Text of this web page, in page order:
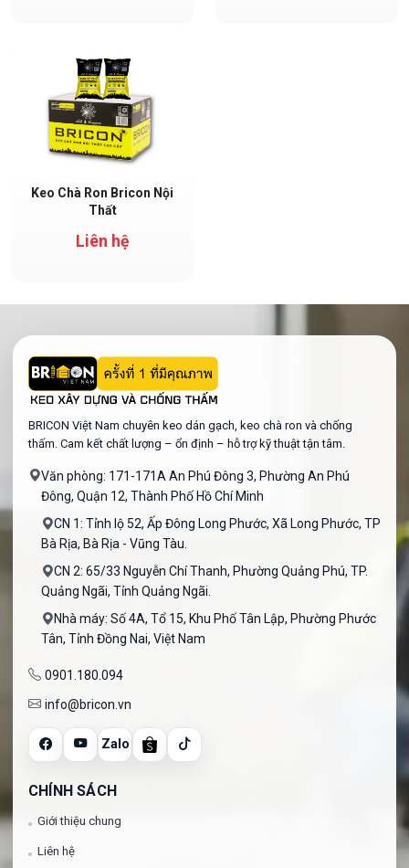
Keo Chà Ron Bricon Nội
Thất
Liên hệ
BRICON Việt Nam chuyên keo dán gạch, keo chà ron và chống
thấm. Cam kết chất lượng – ổn định – hỗ trợ kỹ thuật tận tâm.
Văn phòng: 171-171A An Phú Đông 3, Phường An Phú
Đông, Quận 12, Thành Phố Hồ Chí Minh
CN 1: Tỉnh lộ 52, Ấp Đông Long Phước, Xã Long Phước, TP
Bà Rịa, Bà Rịa - Vũng Tàu.
CN 2: 65/33 Nguyễn Chí Thanh, Phường Quảng Phú, TP.
Quảng Ngãi, Tỉnh Quảng Ngãi.
Nhà máy: Số 4A, Tổ 15, Khu Phố Tân Lập, Phường Phước
Tân, Tỉnh Đồng Nai, Việt Nam
0901.180.094
info@bricon.vn
Zalo
CHÍNH SÁCH
Giới thiệu chung
Liên hệ